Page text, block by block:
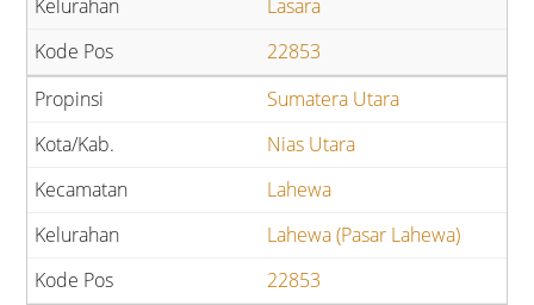
Lasara
22853
Sumatera Utara
Nias Utara
Lahewa
Lahewa (Pasar Lahewa)
22853